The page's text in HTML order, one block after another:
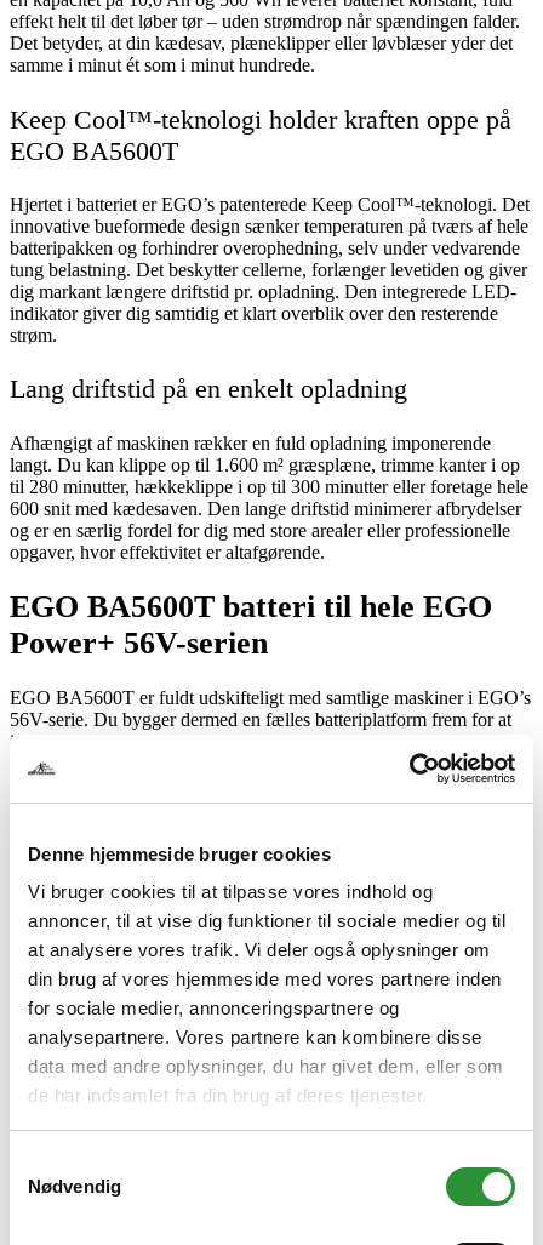
Denne hjemmeside bruger cookies
Vi bruger cookies til at tilpasse vores indhold og
annoncer, til at vise dig funktioner til sociale medier og til
at analysere vores trafik. Vi deler også oplysninger om
din brug af vores hjemmeside med vores partnere inden
for sociale medier, annonceringspartnere og
analysepartnere. Vores partnere kan kombinere disse
data med andre oplysninger, du har givet dem, eller som
de har indsamlet fra din brug af deres tjenester.
Nødvendig
effekt helt til det løber tør – uden strømdrop når spændingen falder.
Det betyder, at din kædesav, plæneklipper eller løvblæser yder det
samme i minut ét som i minut hundrede.
Keep Cool™-teknologi holder kraften oppe på
EGO BA5600T
Hjertet i batteriet er EGO’s patenterede Keep Cool™-teknologi. Det
innovative bueformede design sænker temperaturen på tværs af hele
batteripakken og forhindrer overophedning, selv under vedvarende
tung belastning. Det beskytter cellerne, forlænger levetiden og giver
dig markant længere driftstid pr. opladning. Den integrerede LED-
indikator giver dig samtidig et klart overblik over den resterende
strøm.
Lang driftstid på en enkelt opladning
Afhængigt af maskinen rækker en fuld opladning imponerende
langt. Du kan klippe op til 1.600 m² græsplæne, trimme kanter i op
til 280 minutter, hækkeklippe i op til 300 minutter eller foretage hele
600 snit med kædesaven. Den lange driftstid minimerer afbrydelser
og er en særlig fordel for dig med store arealer eller professionelle
opgaver, hvor effektivitet er altafgørende.
EGO BA5600T batteri til hele EGO
Power+ 56V-serien
EGO BA5600T er fuldt udskifteligt med samtlige maskiner i EGO’s
56V-serie. Du bygger dermed en fælles batteriplatform frem for at
investere i separate batterier til hvert redskab – fra plæneklipper og
trimmer til kædesav og løvblæser. Det gør dit setup mere fleksibelt
og økonomisk i længden. Den opgraderede brændstofmåler med 5
lysende segmenter viser den resterende kapacitet i trin på 20%, så du
Hurtig opladning og praktiske mål
Opladetiden er 190 minutter med standardopladeren, men med
EGO’s hurtiglader er batteriet fuldt opladet igen på blot 70 minutter.
Batteriet vejer 3,9 kg og måler 21 × 13 × 18 cm. Til privatbrugere
medfølger 3 års garanti. Brug altid en original EGO Power+
oplader, hold kontakterne rene, og opbevar batteriet køligt og tørt
med en delvis opladning ved længere tids stilstand – så holder det i
mange sæsoner.
Køb EGO BA5600T hos Dan-